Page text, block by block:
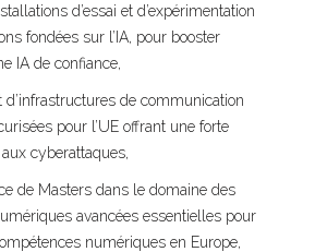
d’essai et d’expérimentation
fondées sur l’IA, pour booster
IA de confiance,
d’infrastructures de communication
pour l’UE offrant une forte
cyberattaques,
de Masters dans le domaine des
avancées essentielles pour
numériques en Europe,